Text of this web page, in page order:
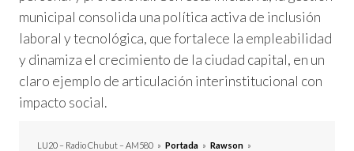
municipal consolida una política activa de inclusión
laboral y tecnológica, que fortalece la empleabilidad
y dinamiza el crecimiento de la ciudad capital, en un
claro ejemplo de articulación interinstitucional con
impacto social.
LU20 – Radio Chubut – AM580 » Portada » Rawson »